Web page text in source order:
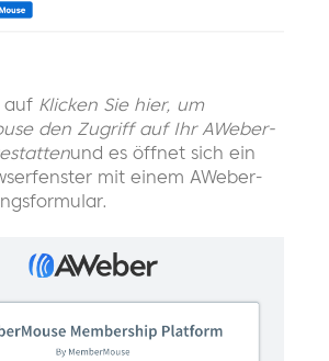
auf Klicken Sie hier, um
den Zugriff auf Ihr AWeber-
und es öffnet sich ein
mit einem AWeber-